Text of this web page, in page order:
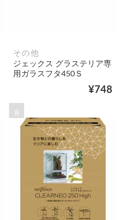
その他
ジェックス グラステリア専
用ガラスフタ450Ｓ
¥748
8